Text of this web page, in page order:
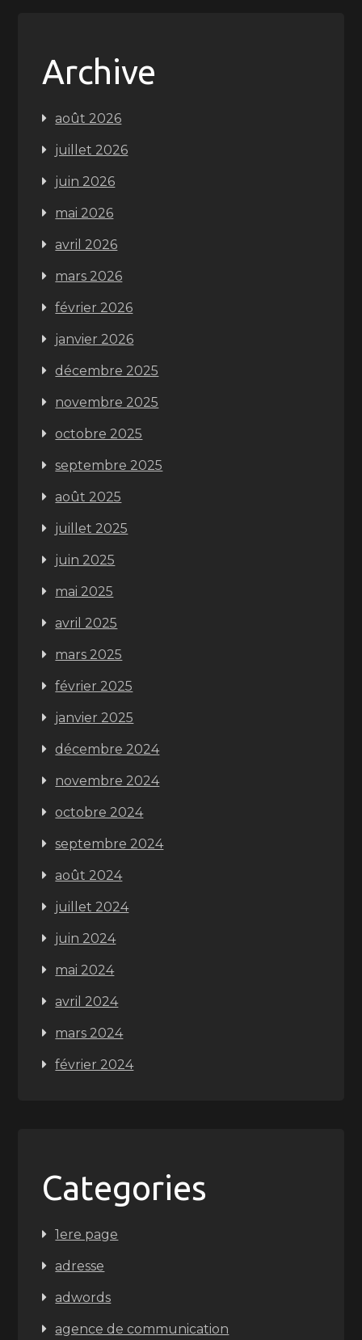
Archive
août 2026
juillet 2026
juin 2026
mai 2026
avril 2026
mars 2026
février 2026
janvier 2026
décembre 2025
novembre 2025
octobre 2025
septembre 2025
août 2025
juillet 2025
juin 2025
mai 2025
avril 2025
mars 2025
février 2025
janvier 2025
décembre 2024
novembre 2024
octobre 2024
septembre 2024
août 2024
juillet 2024
juin 2024
mai 2024
avril 2024
mars 2024
février 2024
Categories
1ere page
adresse
adwords
agence de communication